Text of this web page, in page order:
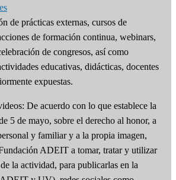
de prácticas externas, cursos de
de formación continua, webinars,
de congresos, así como
educativas, didácticas, docentes
expuestas.
De acuerdo con lo que establece la
5 de mayo, sobre el derecho al honor, a
y familiar y a la propia imagen,
ADEIT a tomar, tratar y utilizar
la actividad, para publicarlas en la